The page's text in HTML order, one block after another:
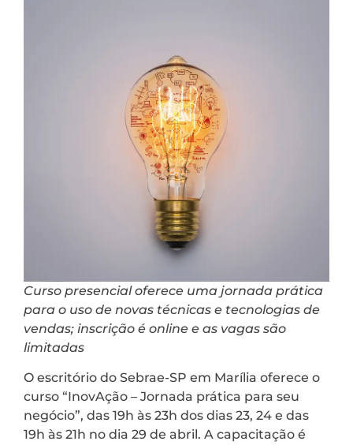
Curso presencial oferece uma jornada prática
para o uso de novas técnicas e tecnologias de
vendas; inscrição é online e as vagas são
limitadas
O escritório do Sebrae-SP em Marília oferece o
curso “InovAção – Jornada prática para seu
negócio”, das 19h às 23h dos dias 23, 24 e das
19h às 21h no dia 29 de abril. A capacitação é